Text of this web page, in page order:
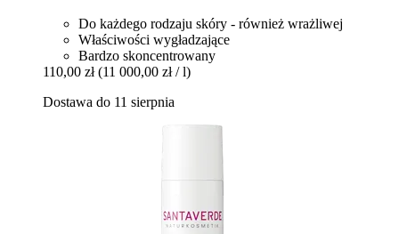
Do każdego rodzaju skóry - również wrażliwej
Właściwości wygładzające
Bardzo skoncentrowany
110,00 zł (11 000,00 zł / l)
Dostawa do 11 sierpnia